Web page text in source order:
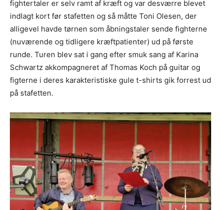
fightertaler er selv ramt af kræft og var desværre blevet
indlagt kort før stafetten og så måtte Toni Olesen, der
alligevel havde tørnen som åbningstaler sende fighterne
(nuværende og tidligere kræftpatienter) ud på første
runde. Turen blev sat i gang efter smuk sang af Karina
Schwartz akkompagneret af Thomas Koch på guitar og
figterne i deres karakteristiske gule t-shirts gik forrest ud
på stafetten.